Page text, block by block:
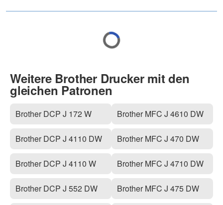
Weitere Brother Drucker mit den
gleichen Patronen
Brother DCP J 172 W
Brother DCP J 4110 DW
Brother DCP J 4110 W
Brother DCP J 552 DW
Brother MFC J 4610 DW
Brother MFC J 470 DW
Brother MFC J 4710 DW
Brother MFC J 475 DW